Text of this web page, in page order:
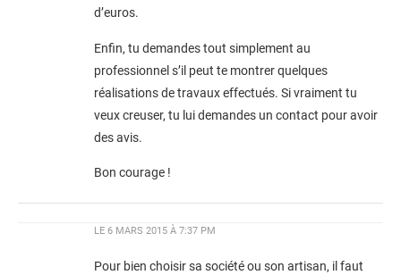
d’euros.
Enfin, tu demandes tout simplement au
professionnel s’il peut te montrer quelques
réalisations de travaux effectués. Si vraiment tu
veux creuser, tu lui demandes un contact pour avoir
des avis.
Bon courage !
LE 6 MARS 2015 À 7:37 PM
Pour bien choisir sa société ou son artisan, il faut